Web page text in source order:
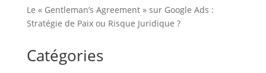
Le « Gentleman’s Agreement » sur Google Ads :
Stratégie de Paix ou Risque Juridique ?
Catégories